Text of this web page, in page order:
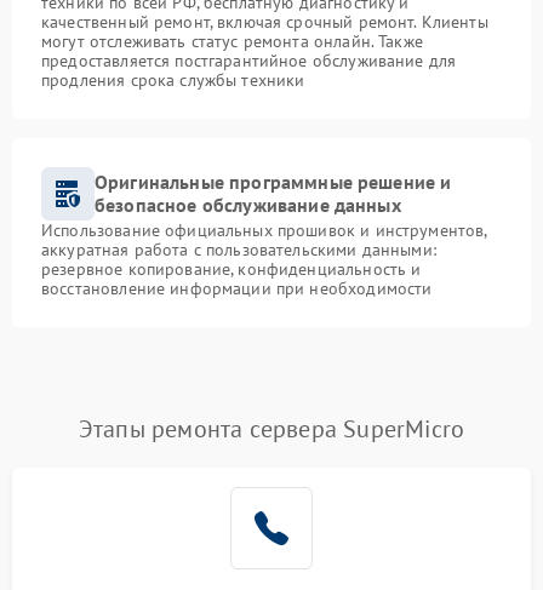
качественный ремонт, включая срочный ремонт. Клиенты
могут отслеживать статус ремонта онлайн. Также
предоставляется постгарантийное обслуживание для
продления срока службы техники
Оригинальные программные решение и
безопасное обслуживание данных
Использование официальных прошивок и инструментов,
аккуратная работа с пользовательскими данными:
резервное копирование, конфиденциальность и
восстановление информации при необходимости
Этапы ремонта сервера SuperMicro